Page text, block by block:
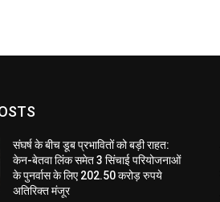
संघर्ष के बीच डूब प्रभावितों को बड़ी राहत:
केन-बेतवा लिंक समेत 3 सिंचाई परियोजनाओं
के पुनर्वास के लिए 202.50 करोड़ रुपये
अतिरिक्त मंजूर